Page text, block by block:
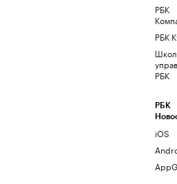
РБК
РБК
РБК
РБК
iOS